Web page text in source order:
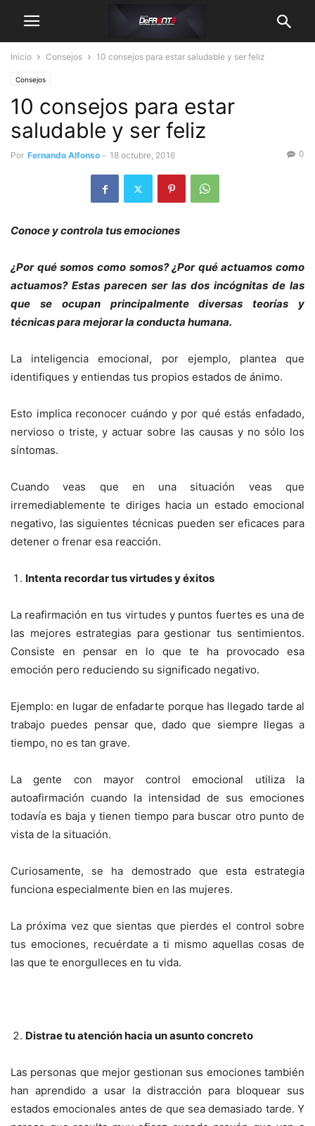
Inicio Consejos 10 consejos para estar saludable y ser feliz
Consejos
10 consejos para estar
saludable y ser feliz
Por Fernando Alfonso - 18 octubre, 2016 0
Conoce y controla tus emociones
¿Por qué somos como somos? ¿Por qué actuamos como
actuamos? Estas parecen ser las dos incógnitas de las
que se ocupan principalmente diversas teorías y
técnicas para mejorar la conducta humana.
La inteligencia emocional, por ejemplo, plantea que
identifiques y entiendas tus propios estados de ánimo.
Esto implica reconocer cuándo y por qué estás enfadado,
nervioso o triste, y actuar sobre las causas y no sólo los
síntomas.
Cuando veas que en una situación veas que
irremediablemente te diriges hacia un estado emocional
negativo, las siguientes técnicas pueden ser eficaces para
detener o frenar esa reacción.
Intenta recordar tus virtudes y éxitos
La reafirmación en tus virtudes y puntos fuertes es una de
las mejores estrategias para gestionar tus sentimientos.
Consiste en pensar en lo que te ha provocado esa
emoción pero reduciendo su significado negativo.
Ejemplo: en lugar de enfadarte porque has llegado tarde al
trabajo puedes pensar que, dado que siempre llegas a
tiempo, no es tan grave.
La gente con mayor control emocional utiliza la
autoafirmación cuando la intensidad de sus emociones
todavía es baja y tienen tiempo para buscar otro punto de
vista de la situación.
Curiosamente, se ha demostrado que esta estrategia
funciona especialmente bien en las mujeres.
La próxima vez que sientas que pierdes el control sobre
tus emociones, recuérdate a ti mismo aquellas cosas de
las que te enorgulleces en tu vida.
Distrae tu atención hacia un asunto concreto
Las personas que mejor gestionan sus emociones también
han aprendido a usar la distracción para bloquear sus
estados emocionales antes de que sea demasiado tarde. Y